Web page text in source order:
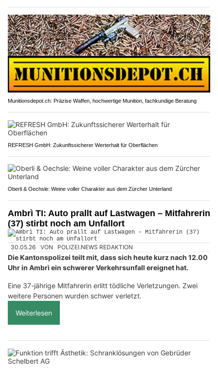
Munitionsdepot.ch: Präzise Waffen, hochwertige Munition, fachkundige Beratung
REFRESH GmbH: Zukunftssicherer Werterhalt für Oberflächen
Oberli & Oechsle: Weine voller Charakter aus dem Zürcher Unterland
Ambrì TI: Auto prallt auf Lastwagen – Mitfahrerin
(37) stirbt noch am Unfallort
30.05.26 VON POLIZEI.NEWS REDAKTION
Die Kantonspolizei teilt mit, dass sich heute kurz nach 12.00
Uhr in Ambrì ein schwerer Verkehrsunfall ereignet hat.
Eine 37-jährige Mitfahrerin erlitt tödliche Verletzungen. Zwei
weitere Personen wurden schwer verletzt.
Weiterlesen